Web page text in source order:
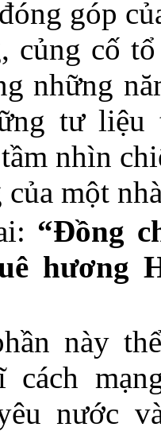
góp
củng cố
những
tư liệu
nhìn
một
“Đồng
hương
này
cách
nước